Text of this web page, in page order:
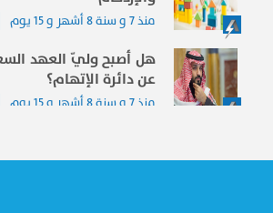
منذ 7 و سنة 8 أشهر و 15 يوم
هل أصبح وليّ العهد
عن دائرة الإتهام؟
منذ 7 و سنة 8 أشهر و 15 يوم